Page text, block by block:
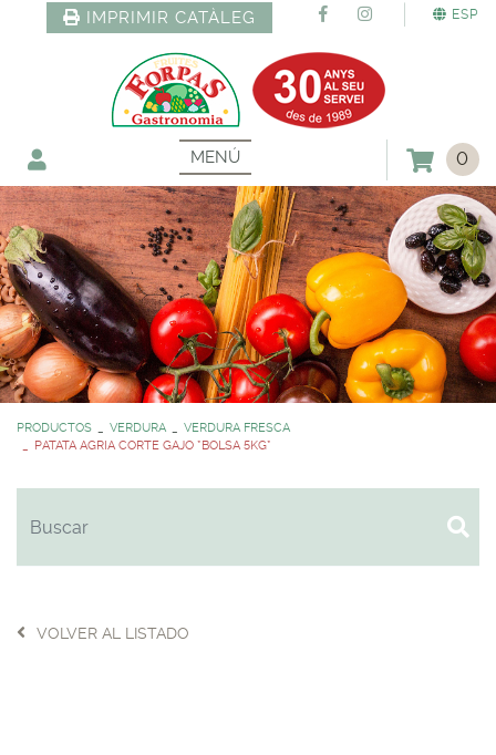
ESP
IMPRIMIR CATÀLEG
MENÚ 0
PRODUCTOS VERDURA
VERDURA FRESCA
PATATA AGRIA CORTE GAJO *BOLSA 5KG*
VOLVER AL LISTADO